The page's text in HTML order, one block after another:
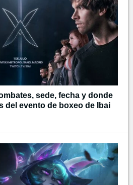
sede, fecha y donde
del evento de boxeo de Ibai